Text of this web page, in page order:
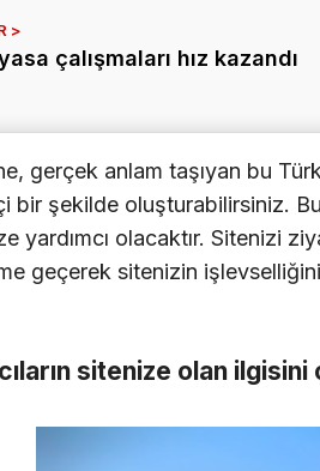
çalışmaları hız kazandı
gerçek anlam taşıyan bu
şekilde oluşturabilirsiniz.
yardımcı olacaktır. Sitenizi
geçerek sitenizin
sitenize olan